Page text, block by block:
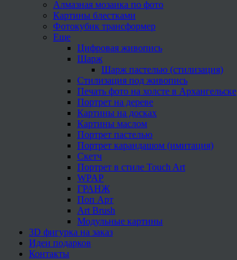
Алмазная мозаика по фото
Картины блестками
Фотокубик трансформер
Еще
Цифровая живопись
Шарж
Шарж пастелью (стилизация)
Стилизация под живопись
Печать фото на холсте в Архангельске
Портрет на дереве
Картины на досках
Картины маслом
Портрет пастелью
Портрет карандашом (имитация)
Скетч
Портрет в стиле Touch Art
WPAP
ГРАНЖ
Поп Арт
Art Brush
Модульные картины
3D фигурка на заказ
Идеи подарков
Контакты